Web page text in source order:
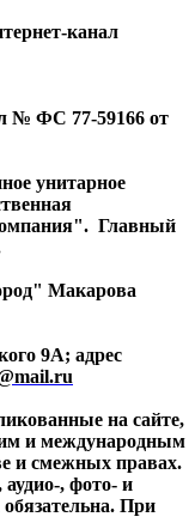
канал
№ ФС 77-59166 от
унитарное
Главный
Макарова
9А; адрес
на сайте,
и международным
и смежных правах.
, фото- и
При